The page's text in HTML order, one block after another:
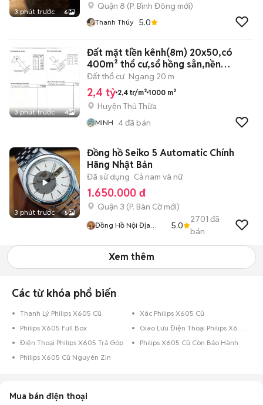
3 phút trước 6
Quận 8 (P. Bình Đông mới)
Thanh Thúy 5.0
3 phút trước 4
Đất mặt tiền kênh(8m) 20x50,có
400m² thổ cư,sổ hồng sẳn,nền
cao=đường
Đất thổ cư Ngang 20 m
2,4 tỷ 2,4 tr/m² 1000 m²
Huyện Thủ Thừa
MINH 4đã bán
3 phút trước 5
Đồng hồ Seiko 5 Automatic Chính
Hãng Nhật Bản
Đã sử dụng Cả nam và nữ
1.650.000 đ
Quận 3 (P. Bàn Cờmới)
Đồng Hồ Nội Địa
5.0
2701 đã
bán
Xem thêm
Các từ khóa phổ biến
Thanh Lý Philips X605 Cũ
Xác Philips X605 Cũ
Philips X605 Full Box
Giao Lưu Điện Thoại Philips X605
Điện Thoại Philips X605 Trả Góp
Philips X605 Cũ Còn Bảo Hành
Philips X605 Cũ Nguyên Zin
Mua bán điện thoại